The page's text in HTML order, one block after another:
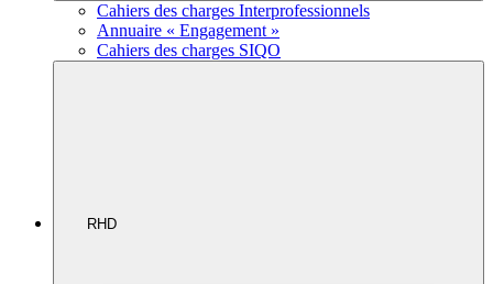
Cahiers des charges Interprofessionnels
Annuaire « Engagement »
Cahiers des charges SIQO
RHD